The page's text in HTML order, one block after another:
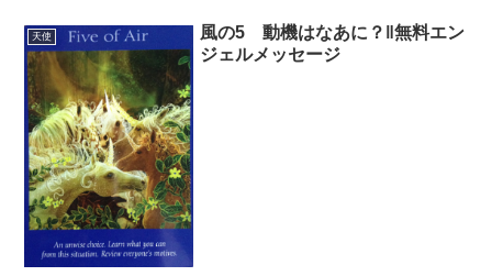
天使
風の5 動機はなあに？‖無料エン
ジェルメッセージ